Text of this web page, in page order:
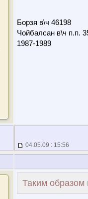
Борзя в\ч 46198
Чойбалсан в\ч п.п.
1987-1989
04.05.09 : 15:56
Таким образом